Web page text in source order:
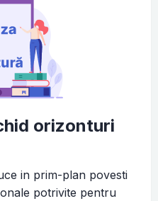
orizonturi
in prim-plan povesti
potrivite pentru